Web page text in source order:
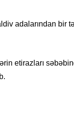
adalarından bir
etirazları